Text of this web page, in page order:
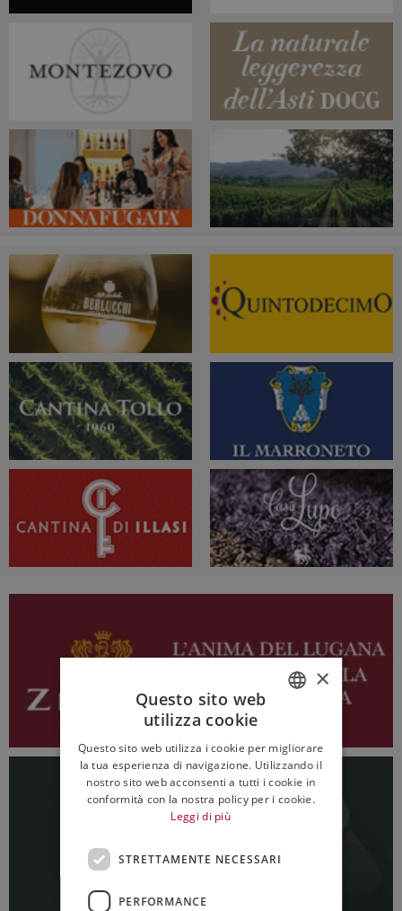
ENGLISH
×
Questo sito web
utilizza cookie
Questo sito web utilizza i cookie per migliorare
la tua esperienza di navigazione. Utilizzando il
nostro sito web acconsenti a tutti i cookie in
conformità con la nostra policy per i cookie.
Leggi di più
STRETTAMENTE NECESSARI
PERFORMANCE